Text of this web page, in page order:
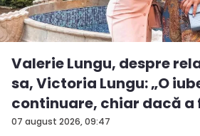
07 august 2026, 09:47
Valerie Lungu, despre
sa, Victoria Lungu: „O
continuare, chiar dacă a